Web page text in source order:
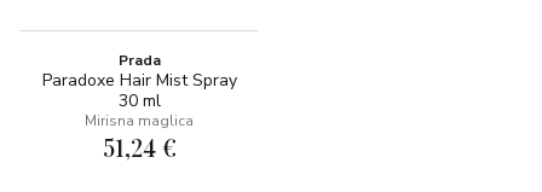
Prada
Paradoxe Hair Mist Spray
30 ml
Mirisna maglica
51,24 €